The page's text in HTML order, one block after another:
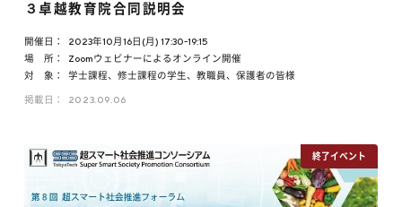
３卓越教育院合同説明会
開催日：
2023年10月16日(月) 17:30-19:15
場 所：
Zoomウェビナーによるオンライン開催
対 象：
学士課程、修士課程の学生、教職員、保護者の皆様
掲載日： 2023.09.06